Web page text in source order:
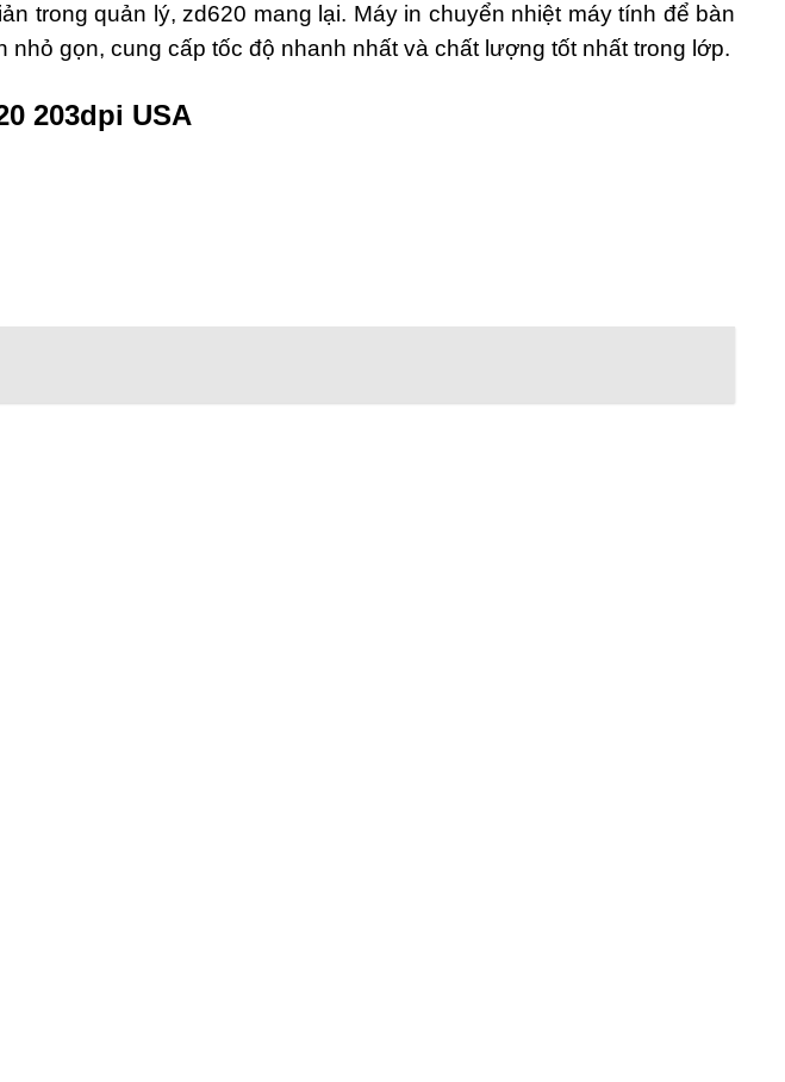
trong quản lý, zd620 mang lại. Máy in chuyển nhiệt máy tính để bàn
gọn, cung cấp tốc độ nhanh nhất và chất lượng tốt nhất trong lớp.
203dpi USA